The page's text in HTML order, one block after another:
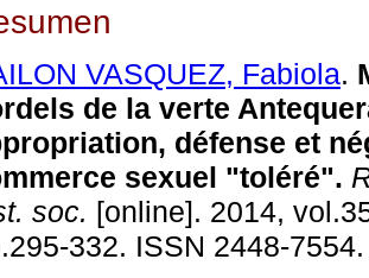
VASQUEZ, Fabiola.
de la verte
défense et
sexuel "toléré".
soc. [online]. 2014,
332. ISSN 2448-7554.